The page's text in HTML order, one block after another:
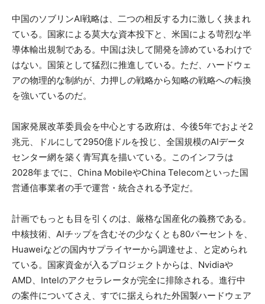
中国のソブリンAI戦略は、二つの相反する力に激しく挟まれ
ている。国家による莫大な資本投下と、米国による苛烈な半
導体輸出規制である。中国は決して開発を諦めているわけで
はない。国策として猛烈に推進している。ただ、ハードウェ
アの物理的な制約が、力押しの戦略から知略の戦略への転換
を強いているのだ。
国家発展改革委員会を中心とする政府は、今後5年でおよそ2
兆元、ドルにして2950億ドルを投じ、全国規模のAIデータ
センター網を築く青写真を描いている。このインフラは
2028年までに、China MobileやChina Telecomといった国
営通信事業者の手で運営・統合される予定だ。
計画でもっとも目を引くのは、厳格な国産化の義務である。
中核技術、AIチップを含むその少なくとも80パーセントを、
Huaweiなどの国内サプライヤーから調達せよ、と定められ
ている。国家資金が入るプロジェクトからは、Nvidiaや
AMD、Intelのアクセラレータが完全に排除される。進行中
の案件についてさえ、すでに据えられた外国製ハードウェア